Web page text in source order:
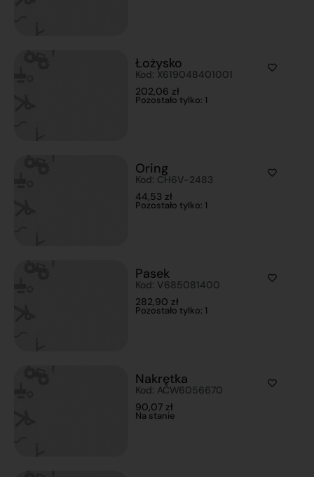
Łożysko
Kod: X619048401001
202,06 zł
Pozostało tylko: 1
Oring
Kod: CH6V-2483
44,53 zł
Pozostało tylko: 1
Pasek
Kod: V685081400
282,90 zł
Pozostało tylko: 1
Nakrętka
Kod: ACW6056670
90,07 zł
Na stanie